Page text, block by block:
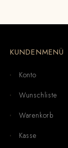
KUNDENMENÜ
Konto
Wunschliste
Warenkorb
Kasse